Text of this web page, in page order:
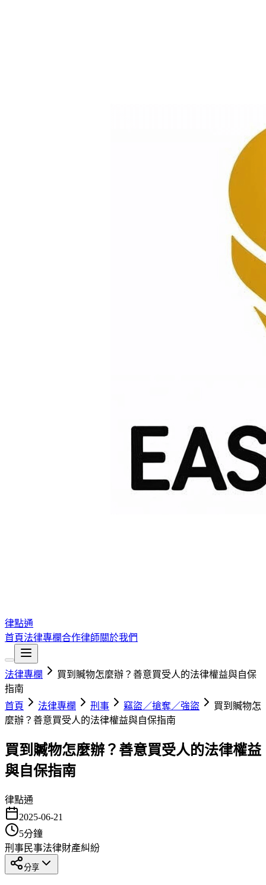
律點通
首頁法律專欄合作律師關於我們
法律專欄
買到贓物怎麼辦？善意買受人的法律權益與自保
指南
首頁
法律專欄 刑事 竊盜／搶奪／強盜
買到贓物怎
麼辦？善意買受人的法律權益與自保指南
買到贓物怎麼辦？善意買受人的法律權益
與自保指南
律點通
2025-06-21
5分鐘
刑事民事法律財產糾紛
分享